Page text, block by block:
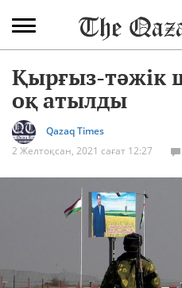
Қырғыз-тәжік
оқ атылды
Qazaq Times
2 Желтоқсан, 2021 сағат 12:27